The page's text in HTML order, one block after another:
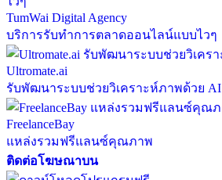
TumWai Digital Agency
บริการรับทำการตลาดออนไลน์แบบไวๆ
Ultromate.ai
รับพัฒนาระบบช่วยวิเคราะห์ภาพด้วย AI
FreelanceBay
แหล่งรวมฟรีแลนซ์คุณภาพ
ติดต่อโฆษณาบน